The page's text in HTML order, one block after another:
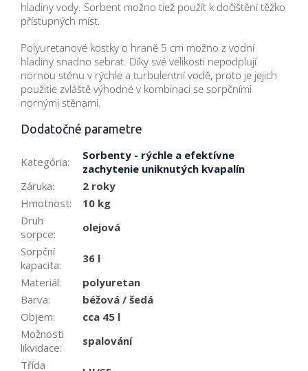
hladiny vody. Sorbent možno tiež použít k dočištění těžko
přístupných míst.
Polyuretanové kostky o hraně 5 cm možno z vodní
hladiny snadno sebrat. Díky své velikosti nepodplují
nornou stěnu v rýchle a turbulentní vodě, proto je jejich
použitie zvláště výhodné v kombinaci se sorpčními
nornými stěnami.
Dodatočné parametre
Kategória:
Sorbenty - rýchle a efektívne
zachytenie uniknutých kvapalín
Záruka:
2 roky
Hmotnost:
10 kg
Druh
sorpce:
olejová
Sorpční
kapacita:
36 l
Materiál:
polyuretan
Barva:
béžová / šedá
Objem:
cca 45 l
Možnosti
likvidace:
spalování
Třída